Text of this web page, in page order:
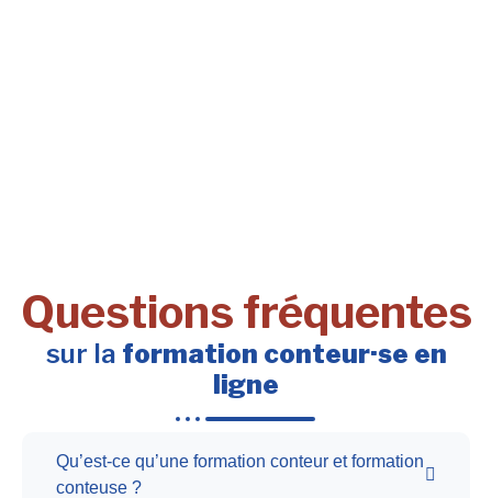
Questions fréquentes
sur la formation conteur·se en
ligne
Qu’est-ce qu’une formation conteur et formation
conteuse ?